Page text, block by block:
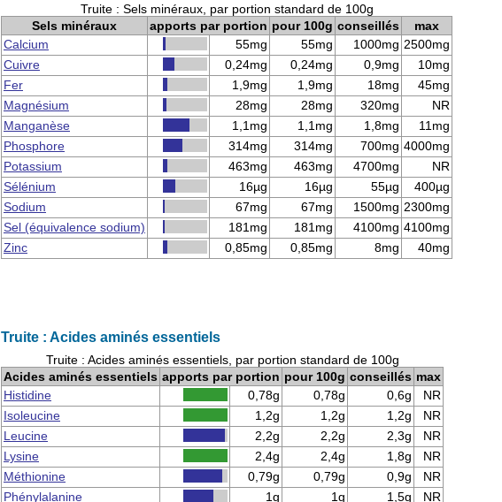
Truite : Sels minéraux, par portion standard de 100g
Sels minéraux
apports par portion pour 100g conseillés
max
Calcium
55mg 55mg 1000mg 2500mg
Cuivre
0,24mg 0,24mg 0,9mg
10mg
Fer
1,9mg 1,9mg 18mg
45mg
Magnésium
28mg 28mg 320mg
NR
Manganèse
1,1mg 1,1mg 1,8mg
11mg
Phosphore
314mg 314mg 700mg 4000mg
Potassium
463mg 463mg 4700mg
NR
Sélénium
16µg 16µg 55µg
400µg
Sodium
67mg 67mg 1500mg 2300mg
Sel (équivalence sodium)
181mg 181mg 4100mg 4100mg
Zinc
0,85mg 0,85mg 8mg 40mg
Truite : Acides aminés essentiels
Truite : Acides aminés essentiels, par portion standard de 100g
Acides aminés essentiels apports par portion pour 100g conseillés max
Histidine
0,78g 0,78g 0,6g
NR
Isoleucine
1,2g 1,2g 1,2g
NR
Leucine
2,2g 2,2g 2,3g
NR
Lysine
2,4g 2,4g 1,8g
NR
Méthionine
0,79g 0,79g 0,9g
NR
Phénylalanine
1g 1g 1,5g NR